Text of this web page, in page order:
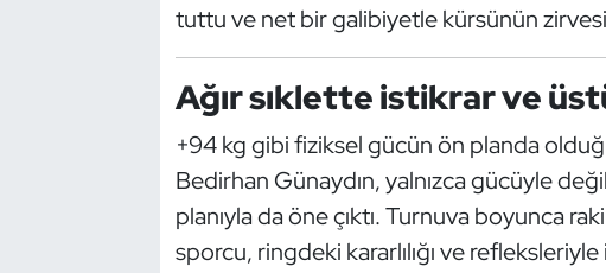
tuttu ve net bir galibiyetle kürsünün
Ağır sıklette istikrar ve
+94 kg gibi fiziksel gücün ön planda
Bedirhan Günaydın, yalnızca gücüyle
planıyla da öne çıktı. Turnuva boyunca
sporcu, ringdeki kararlılığı ve
İşitme Engelli Sporcular
Judo ve Kuraş
Kano ve Rafting